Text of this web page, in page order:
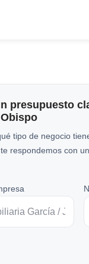
presupuesto
tipo de negocio
respondemos con